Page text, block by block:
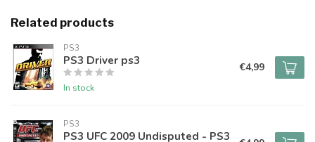
Related products
PS3
PS3 Driver ps3
In stock
€4,99
PS3
PS3 UFC 2009 Undisputed - PS3